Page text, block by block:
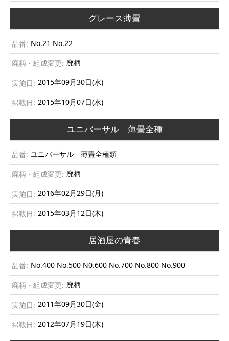
グレース薄畳
No.21 No.22
廃柄
2015年09月30日(水)
2015年10月07日(水)
ユニバーサル 薄畳全種
ユニバーサル 薄畳全種類
廃柄
2016年02月29日(月)
2015年03月12日(木)
居酒屋の青春
No.400 No.500 N0.600 No.700 No.800 No.900
廃柄
2011年09月30日(金)
2012年07月19日(木)